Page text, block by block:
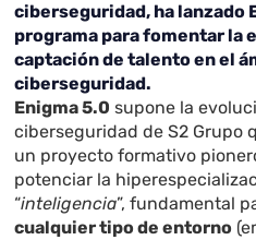
ciberseguridad, ha lanzado
programa para fomentar la
captación de talento en el
ciberseguridad.
Enigma 5.0 supone la
ciberseguridad de S2 Grupo
un proyecto formativo
potenciar la
“inteligencia”, fundamental
cualquier tipo de entorno